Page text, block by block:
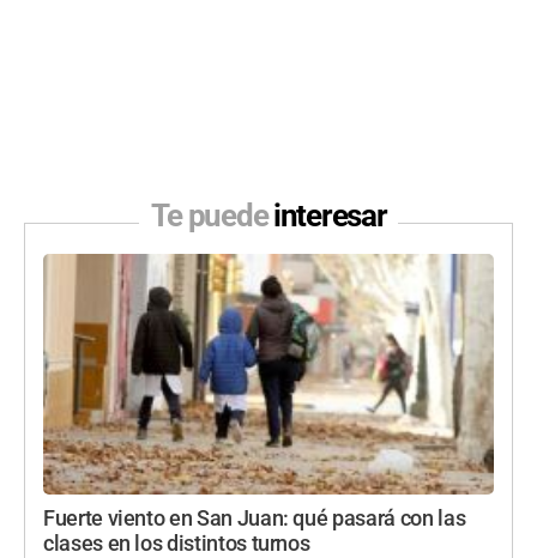
Te puedeinteresar
Fuerte viento en San Juan: qué pasará con las
clases en los distintos turnos